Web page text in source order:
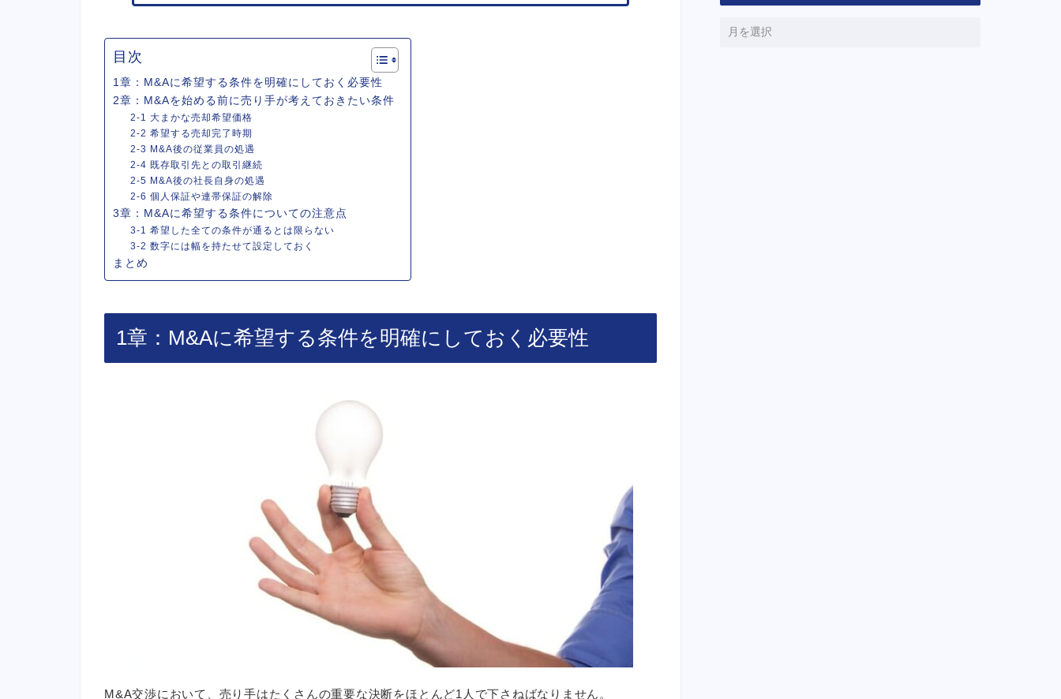
目次
1章：M&Aに希望する条件を明確にしておく必要性
2章：M&Aを始める前に売り手が考えておきたい条件
2-1 大まかな売却希望価格
2-2 希望する売却完了時期
2-3 M&A後の従業員の処遇
2-4 既存取引先との取引継続
2-5 M&A後の社長自身の処遇
2-6 個人保証や連帯保証の解除
3章：M&Aに希望する条件についての注意点
3-1 希望した全ての条件が通るとは限らない
3-2 数字には幅を持たせて設定しておく
まとめ
1章：M&Aに希望する条件を明確にしておく必要性
M&A交渉において、売り手はたくさんの重要な決断をほとんど1人で下さねばなりません。